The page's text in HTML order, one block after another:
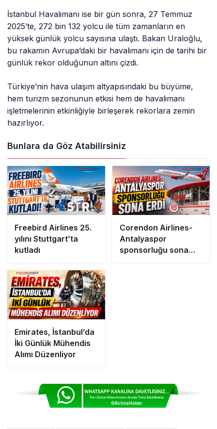
İstanbul Havalimanı ise bir gün sonra, 27 Temmuz
2025’te, 272 bin 132 yolcu ile tüm zamanların en
yüksek günlük yolcu sayısına ulaştı. Bakan Uraloğlu,
bu rakamın Avrupa’daki bir havalimanı için de tarihi bir
günlük rekor olduğunun altını çizdi.
Türkiye’nin hava ulaşım altyapısındaki bu büyüme,
hem turizm sezonunun etkisi hem de havalimanı
işletmelerinin etkinliğiyle birleşerek rekorlara zemin
hazırlıyor.
Bunlara da Göz Atabilirsiniz
Freebird Airlines 25.
yılını Stuttgart’ta
kutladı
Corendon Airlines-
Antalyaspor
sponsorluğu sona
Emirates, İstanbul’da
İki Günlük Mühendis
Alımı Düzenliyor